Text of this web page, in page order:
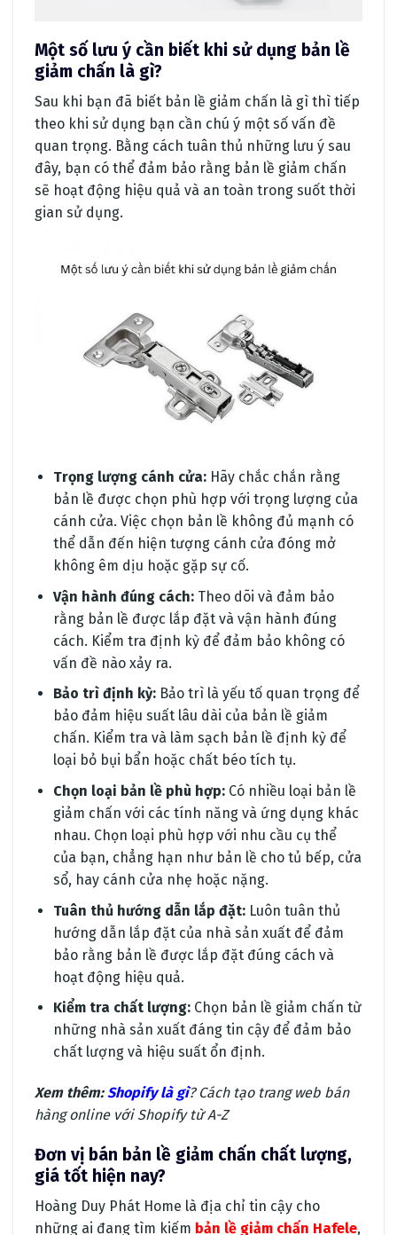
Một số lưu ý cần biết khi sử dụng bản lề
giảm chấn là gì?
Sau khi bạn đã biết bản lề giảm chấn là gì thì tiếp
theo khi sử dụng bạn cần chú ý một số vấn đề
quan trọng. Bằng cách tuân thủ những lưu ý sau
đây, bạn có thể đảm bảo rằng bản lề giảm chấn
sẽ hoạt động hiệu quả và an toàn trong suốt thời
gian sử dụng.
Trọng lượng cánh cửa:Hãy chắc chắn rằng
bản lề được chọn phù hợp với trọng lượng của
cánh cửa. Việc chọn bản lề không đủ mạnh có
thể dẫn đến hiện tượng cánh cửa đóng mở
không êm dịu hoặc gặp sự cố.
Vận hành đúng cách:Theo dõi và đảm bảo
rằng bản lề được lắp đặt và vận hành đúng
cách. Kiểm tra định kỳ để đảm bảo không có
vấn đề nào xảy ra.
Bảo trì định kỳ:Bảo trì là yếu tố quan trọng để
bảo đảm hiệu suất lâu dài của bản lề giảm
chấn. Kiểm tra và làm sạch bản lề định kỳ để
loại bỏ bụi bẩn hoặc chất béo tích tụ.
Chọn loại bản lề phù hợp:Có nhiều loại bản lề
giảm chấn với các tính năng và ứng dụng khác
nhau. Chọn loại phù hợp với nhu cầu cụ thể
của bạn, chẳng hạn như bản lề cho tủ bếp, cửa
sổ, hay cánh cửa nhẹ hoặc nặng.
Tuân thủ hướng dẫn lắp đặt:Luôn tuân thủ
hướng dẫn lắp đặt của nhà sản xuất để đảm
bảo rằng bản lề được lắp đặt đúng cách và
hoạt động hiệu quả.
Kiểm tra chất lượng:Chọn bản lề giảm chấn từ
những nhà sản xuất đáng tin cậy để đảm bảo
chất lượng và hiệu suất ổn định.
Xem thêm:Shopify là gì? Cách tạo trang web bán
hàng online với Shopify từ A-Z
Đơn vị bán bản lề giảm chấn chất lượng,
giá tốt hiện nay?
Hoàng Duy Phát Home là địa chỉ tin cậy cho
những ai đang tìm kiếm bản lề giảm chấn Hafele,